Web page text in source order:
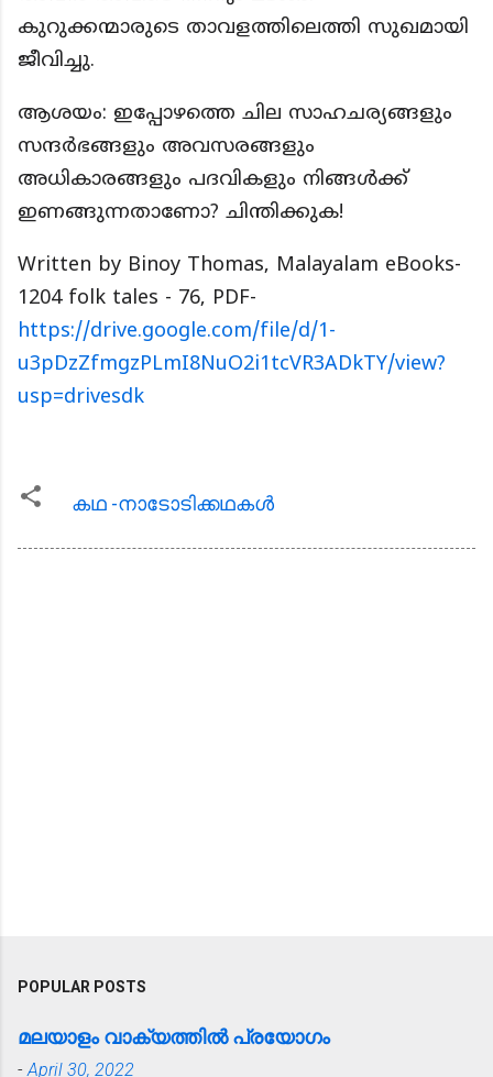
കുറുക്കന്മാരുടെ താവളത്തിലെത്തി സുഖമായി
ജീവിച്ചു.
ആശയം: ഇപ്പോഴത്തെ ചില സാഹചര്യങ്ങളും
സന്ദർഭങ്ങളും അവസരങ്ങളും
അധികാരങ്ങളും പദവികളും നിങ്ങൾക്ക്
ഇണങ്ങുന്നതാണോ? ചിന്തിക്കുക!
Written by Binoy Thomas, Malayalam eBooks-
1204 folk tales - 76, PDF-
https://drive.google.com/file/d/1-
u3pDzZfmgzPLmI8NuO2i1tcVR3ADkTY/view?
usp=drivesdk
കഥ -നാടോടിക്കഥകള്‍
POPULAR POSTS
മലയാളം വാക്യത്തിൽ പ്രയോഗം
-April 30, 2022